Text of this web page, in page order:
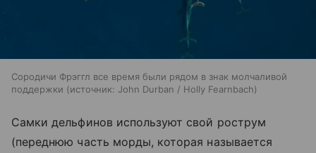
Сородичи Фрэггл все время были рядом в знак молчаливой
поддержки
источник: John Durban / Holly Fearnbach
Самки дельфинов используют свой рострум
(переднюю часть морды, которая называется